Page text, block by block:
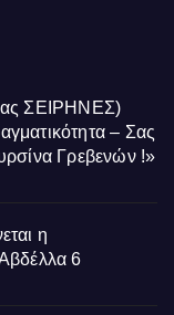
ΣΕΙΡΗΝΕΣ)
– Σας
Γρεβενών !»
η
6